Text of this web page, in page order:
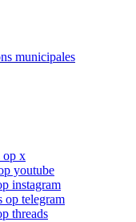
municipales
op x
youtube
instagram
op telegram
threads